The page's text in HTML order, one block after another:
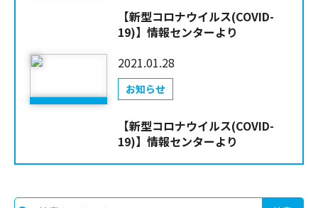
【新型コロナウイルス(COVID-
19)】情報センターより
2021.01.28
お知らせ
【新型コロナウイルス(COVID-
19)】情報センターより